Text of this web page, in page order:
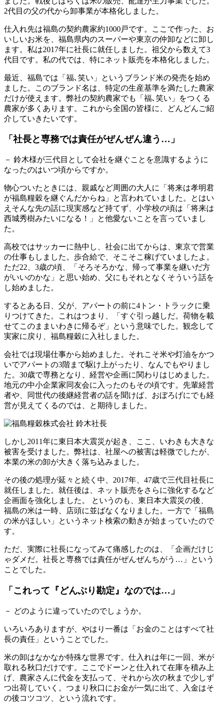
2代目の父の代から卸事業が本格化しました。
仕入れ先は福島の契約農家約1000戸です。ここで作った、お
いしいお米を、福島県内のスーパーや東京の仲卸などに卸し
ます。私は2017年に社長に就任しました。祖父から数えて3
代目です。私の代では、特にネット販売を本格化しました。
最近、福島では「福､笑い」というブランド米の発売を始め
ました。このブランド名は、特定の生産基準を満たした農家
だけが使えます。弊社の契約農家でも「福､笑い」をつくる
農家が多くあります。これから全国の皆様に、どんどんご紹
介していきたいです。
「社長と専務では責任がぜんぜん違う…」
－ 鈴木様が三代目として会社を継ぐことを意識するように
なったのはいつ頃からですか。
物心ついたときには、親戚など周囲の大人に「将来は孝明君
が福島糧穀を継ぐんだからね」と言われていました。とはい
えそんな先の話に現実感など持てず、小学校の頃は「将来は
西城秀樹みたいになる！」と他愛ないことを言っていまし
た。
高校ではサッカーに熱中し、社会に出てからは、東京で営業
の仕事もしました。歩合給で、そこそこ稼げていましたよ。
ただ22、3歳の頃、「そろそろかな、帰って事業を継いだ方
がいいのかな」と思い始め、父にもそれとなくそういう話を
し始めました。
するとある日、父が、アパートの前に4トン・トラックに乗
りつけてきた。これはつまり、「すぐ引っ越しだ。荷物を載
せてこのままいわきに帰るぞ」という意味でした。観念して
実家に戻り、福島糧穀に入社しました。
会社では現場仕事から始めました。それこそ米や灯油をかつ
いでアパートの3階まで駆け上がったり、なんでもやりまし
た。30歳で専務となり、経営や企画に関わりはじめました。
地元の中小企業家同友会に入ったのもその頃です。先輩経営
者や、同世代の後継経営者の話を聞けば、おぼろげにでも経
営が見えてくるのでは、と期待しました。
しかし2011年に東日本大震災が起き、ここ、いわきも大きな
被害を受けました。弊社は、社屋への被害は軽微でしたが、
本業の米の卸が大きく落ち込みました。
その後の処理が延々と続く中、2017年、47歳で三代目社長に
就任しました。就任後は、ネット販売をさらに強化するなど
企画面を強化しました。 というのも、東日本大震災の後、
福島の米は一時、店頭に並ばなくなりました。一方で「福島
の米がほしい」というネット検索の動きが始まっていたので
す。
ただ、実際に社長になってみて痛感したのは、「企画だけじ
ゃダメだ。社長と専務では責任がぜんぜんちがう…」という
ことでした。
「これって『どんぶり勘定』なのでは…」
－ どのように違っていたのでしょうか。
いろいろありますが、やはり一番は「お金のことはすべて社
長の責任」ということでした。
米の卸はなかなか特殊な世界です。仕入れは年に一回、米が
取れる秋口だけです。ここでドーンと仕入れて在庫を積み上
げ、農家さんに代金を支払って、それから次の秋まで少しず
つ出荷していく。つまり秋口にお金が一気に出て、入金はそ
の後コツコツ、という流れです。